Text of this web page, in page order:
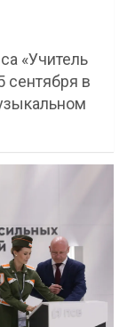
«Учитель
сентября в